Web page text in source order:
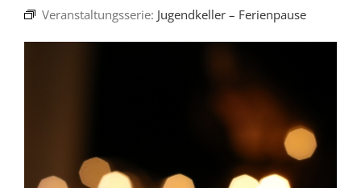
Veranstaltungsserie: Jugendkeller – Ferienpause